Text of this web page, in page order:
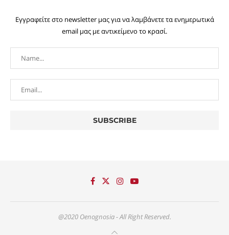
Εγγραφείτε στο newsletter μας για να λαμβάνετε τα ενημερωτικά
email μας με αντικείμενο το κρασί.
@2020 Oenognosia - All Right Reserved.